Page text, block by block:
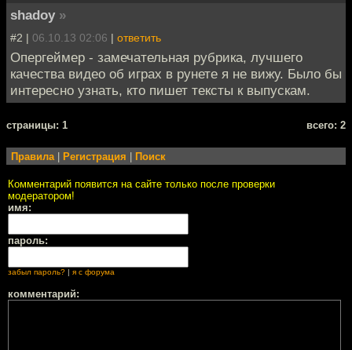
shadoy »
#2 | 06.10.13 02:06 | ответить
Опергеймер - замечательная рубрика, лучшего
качества видео об играх в рунете я не вижу. Было бы
интересно узнать, кто пишет тексты к выпускам.
cтраницы: 1 всего: 2
Правила | Регистрация | Поиск
Комментарий появится на сайте только после проверки
модератором!
имя:
пароль:
забыл пароль? | я с форума
комментарий: